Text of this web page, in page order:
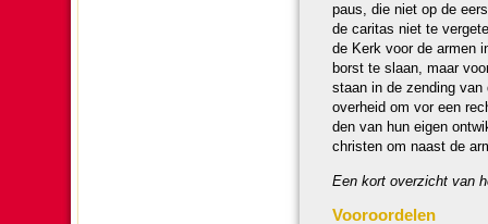
paus, die niet op de
de caritas niet te
de Kerk voor de armen
borst te slaan, maar
staan in de zen­ding
over­heid om vor een
den van hun eigen
christen om naast de
Een kort over­zicht van
Vooroor­de­len